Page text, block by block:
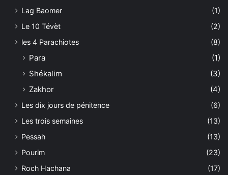
Lag Baomer
(1)
Le 10 Tévèt
(2)
les 4 Parachiotes
(8)
Para
(1)
Shékalim
(3)
Zakhor
(4)
Les dix jours de pénitence
(6)
Les trois semaines
(13)
Pessah
(13)
Pourim
(23)
Roch Hachana
(17)